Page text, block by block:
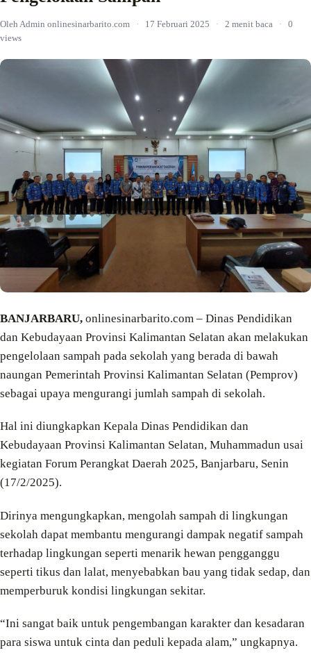
Oleh Admin onlinesinarbarito.com · 17 Februari 2025 · 2 menit baca ·
0
views
BANJARBARU, onlinesinarbarito.com – Dinas Pendidikan
dan Kebudayaan Provinsi Kalimantan Selatan akan melakukan
pengelolaan sampah pada sekolah yang berada di bawah
naungan Pemerintah Provinsi Kalimantan Selatan (Pemprov)
sebagai upaya mengurangi jumlah sampah di sekolah.
Hal ini diungkapkan Kepala Dinas Pendidikan dan
Kebudayaan Provinsi Kalimantan Selatan, Muhammadun usai
kegiatan Forum Perangkat Daerah 2025, Banjarbaru, Senin
(17/2/2025).
Dirinya mengungkapkan, mengolah sampah di lingkungan
sekolah dapat membantu mengurangi dampak negatif sampah
terhadap lingkungan seperti menarik hewan pengganggu
seperti tikus dan lalat, menyebabkan bau yang tidak sedap, dan
memperburuk kondisi lingkungan sekitar.
“Ini sangat baik untuk pengembangan karakter dan kesadaran
para siswa untuk cinta dan peduli kepada alam,” ungkapnya.